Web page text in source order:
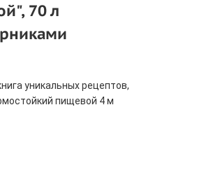
70 л
уникальных рецептов,
пищевой 4 м